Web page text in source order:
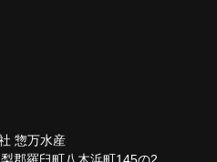
惣万水産